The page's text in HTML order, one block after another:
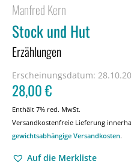
Manfred Kern
Stock und Hut
Erzählungen
Erscheinungsdatum:
28,00€
Enthält 7% red. MwSt.
Versandkostenfreie Lieferung
gewichtsabhängige Versandkosten.
Auf die Merkliste